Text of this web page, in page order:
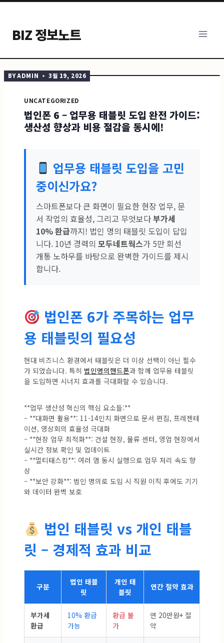
Skip
content
BIZ 정보노트
UNCATEGORIZED
법인폰 6 – 업무용 태블릿 도입 완전 가이드:
생산성 향상과 비용 절감을 동시에!
BYADMIN 3월 19, 2026
업무용 태블릿 도입을 고민
중이신가요?
스마트폰보다 큰 화면이 필요한 현장 업무, 문
서 작업의 효율성, 그리고 무엇보다부가세
10% 환급까지! 법인 명의 태블릿 도입이 답입
니다. 10년 경력의 모두네트웍스가 5만 회선
개통 노하우를 바탕으로 완벽한 가이드를 제시
합니다.
법인폰 6가 주목하는 업무
용 태블릿의 필요성
현대 비즈니스 환경에서 태블릿은 더 이상 선택이 아닌 필수
가 되었습니다. 특히 법인명의핸드폰과 함께 업무용 테블릿
을 도입하면 시너지 효과를 극대화할 수 있습니다.
**업무 생산성 혁신의 핵심 요소들:**
– **대화면 활용**: 11-14인치 화면으로 문서 편집, 프레젠테
이션, 영상회의 효율성 극대화
– **현장 업무 최적화**: 건설 현장, 물류 센터, 영업 현장에서
실시간 정보 확인 및 업데이트
– **멀티태스킹**: 여러 앱 동시 실행으로 업무 처리 속도 향
상
– **보안 강화**: 법인 명의로 도입 시 직원 이직 후에도 기기
와 데이터 완벽 보호
법인 태블릿 vs 개인 태블
릿 – 경제적 효과 비교
구분
법인 태블
릿
개인 태
블릿
연간 절약 효과
부가세
환급
10% 환급
가능
환급 불
가
연 20만원+ 절
약